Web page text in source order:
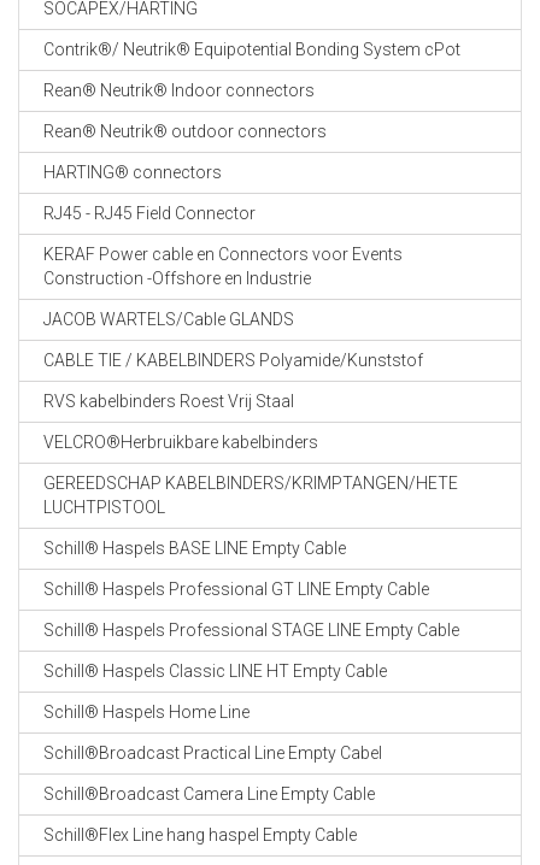
SOCAPEX/HARTING
Contrik®/ Neutrik® Equipotential Bonding System cPot
Rean® Neutrik® Indoor connectors
Rean® Neutrik® outdoor connectors
HARTING® connectors
RJ45 - RJ45 Field Connector
KERAF Power cable en Connectors voor Events
Construction -Offshore en Industrie
JACOB WARTELS/Cable GLANDS
CABLE TIE / KABELBINDERS Polyamide/Kunststof
RVS kabelbinders Roest Vrij Staal
VELCRO®Herbruikbare kabelbinders
GEREEDSCHAP KABELBINDERS/KRIMPTANGEN/HETE
LUCHTPISTOOL
Schill® Haspels BASE LINE Empty Cable
Schill® Haspels Professional GT LINE Empty Cable
Schill® Haspels Professional STAGE LINE Empty Cable
Schill® Haspels Classic LINE HT Empty Cable
Schill® Haspels Home Line
Schill®Broadcast Practical Line Empty Cabel
Schill®Broadcast Camera Line Empty Cable
Schill®Flex Line hang haspel Empty Cable